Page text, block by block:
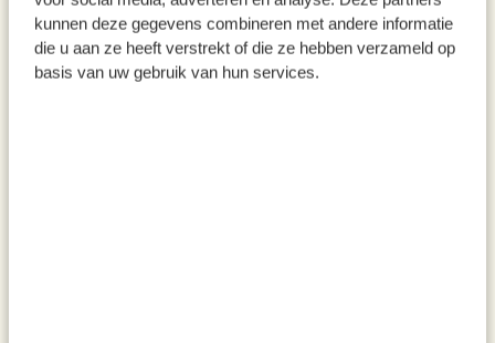
kunnen deze gegevens combineren met andere informatie
die u aan ze heeft verstrekt of die ze hebben verzameld op
basis van uw gebruik van hun services.